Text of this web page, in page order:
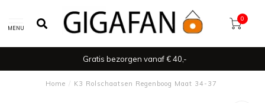
MENU
0
Gratis bezorgen vanaf € 40,-
Home / K3 Rolschaatsen Regenboog Maat 34-37